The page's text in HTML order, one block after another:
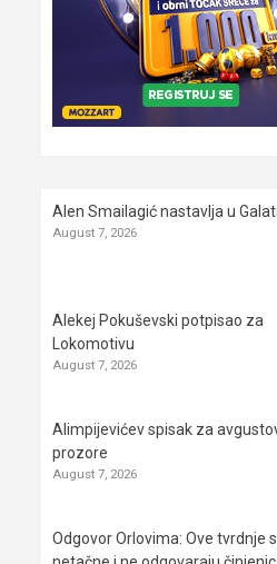
Alen Smailagić nastavlja u
August 7, 2026
Alekej Pokuševski potpisao za
Lokomotivu
August 7, 2026
Alimpijevićev spisak za
prozore
August 7, 2026
Odgovor Orlovima: ​Ove tvrdnje